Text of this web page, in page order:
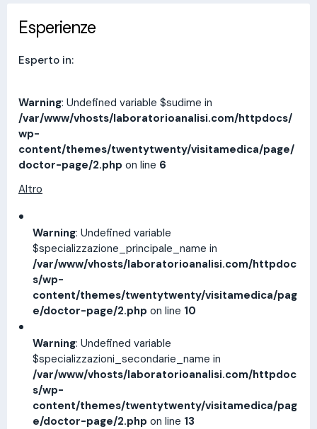
Esperienze
Esperto in:
Warning: Undefined variable $sudime in
/var/www/vhosts/laboratorioanalisi.com/httpdocs/
wp-
content/themes/twentytwenty/visitamedica/page/
doctor-page/2.php on line 6
Altro
Warning: Undefined variable
$specializzazione_principale_name in
/var/www/vhosts/laboratorioanalisi.com/httpdoc
s/wp-
content/themes/twentytwenty/visitamedica/pag
e/doctor-page/2.php on line 10
Warning: Undefined variable
$specializzazioni_secondarie_name in
/var/www/vhosts/laboratorioanalisi.com/httpdoc
s/wp-
content/themes/twentytwenty/visitamedica/pag
e/doctor-page/2.php on line 13